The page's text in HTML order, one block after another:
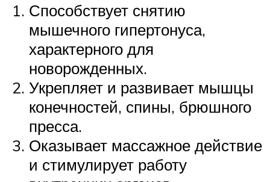
Способствует снятию
мышечного гипертонуса,
характерного для
новорожденных.
Укрепляет и развивает мышцы
конечностей, спины, брюшного
пресса.
Оказывает массажное действие
и стимулирует работу